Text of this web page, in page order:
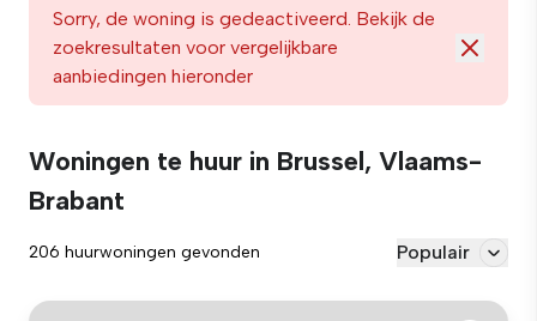
Sorry, de woning is gedeactiveerd. Bekijk de
zoekresultaten voor vergelijkbare
aanbiedingen hieronder
Woningen te huur in Brussel, Vlaams-
Brabant
206 huurwoningen gevonden Populair